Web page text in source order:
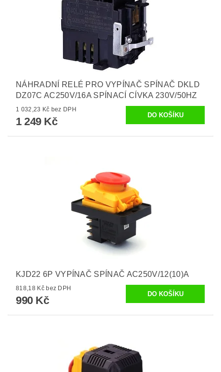
NÁHRADNÍ RELÉ PRO VYPÍNAČ SPÍNAČ DKLD
DZ07C AC250V/16A SPÍNACÍ CÍVKA 230V/50HZ
1 032,23 Kč bez DPH
1 249 Kč
KJD22 6P VYPÍNAČ SPÍNAČ AC250V/12(10)A
818,18 Kč bez DPH
990 Kč